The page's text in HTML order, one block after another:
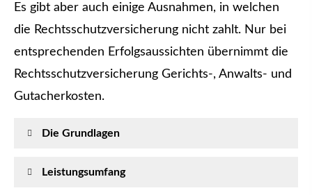
Es gibt aber auch einige Ausnahmen, in welchen
die Rechts­schutz­ver­si­che­rung nicht zahlt. Nur bei
entsprechenden Erfolgsaussichten übernimmt die
Rechts­schutz­ver­si­che­rung Gerichts-, Anwalts- und
Gutacherkosten.
Die Grundlagen
Leistungsumfang